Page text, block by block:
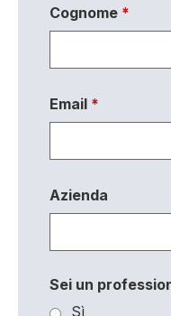
Cognome *
Email *
Azienda
Sei un
Sì